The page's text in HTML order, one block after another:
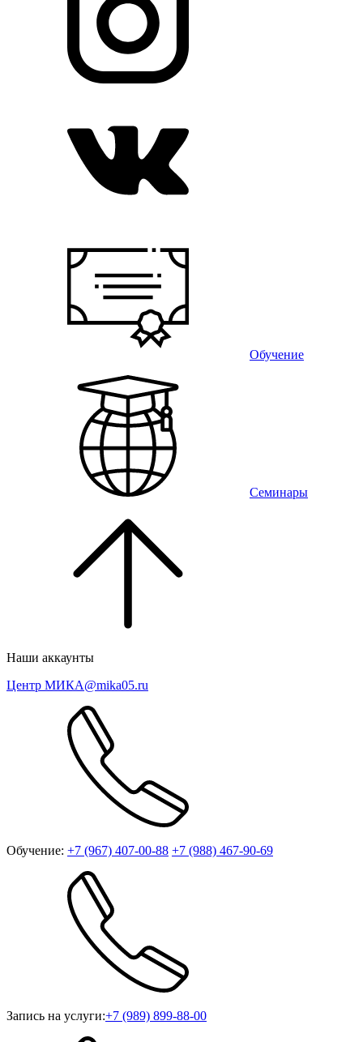
Обучение
Семинары
Наши аккаунты
Центр МИКА@mika05.ru
Обучение: +7 (967) 407-00-88 +7 (988) 467-90-69
Запись на услуги:+7 (989) 899-88-00